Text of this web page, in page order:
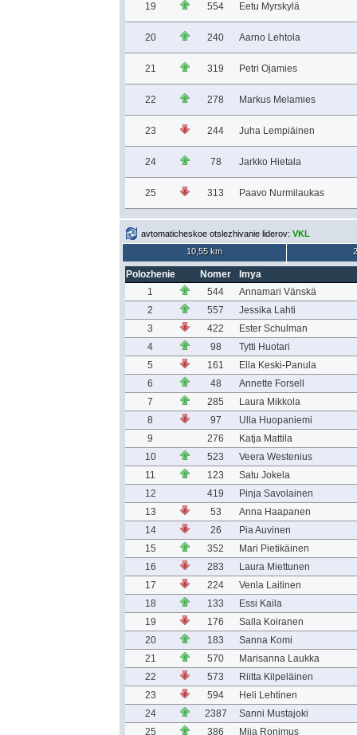
19 554 Eetu Myrskylä
20 240 Aarno Lehtola
21 319 Petri Ojamies
22 278 Markus Melamies
23 244 Juha Lempiäinen
24 78 Jarkko Hietala
25 313 Paavo Nurmilaukas
avtomaticheskoe otslezhivanie liderov: VKL
10,55 km
Polozhenie Nomer
Imya
1
544
Annamari Vänskä
2
557
Jessika Lahti
3
422
Ester Schulman
4
98
Tytti Huotari
5
161
Ella Keski-Panula
6
48
Annette Forsell
7
285
Laura Mikkola
8
97
Ulla Huopaniemi
9
276
Katja Mattila
10
523
Veera Westenius
11
123
Satu Jokela
12
419
Pinja Savolainen
13
53
Anna Haapanen
14
26
Pia Auvinen
15
352
Mari Pietikäinen
16
283
Laura Miettunen
17
224
Venla Laitinen
18
133
Essi Kaila
19
176
Salla Koiranen
20
183
Sanna Komi
21
570
Marisanna Laukka
22
573
Riitta Kilpeläinen
23
594
Heli Lehtinen
24
2387
Sanni Mustajoki
25
386 Miia Ronimus